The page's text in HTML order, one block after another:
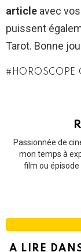
article avec
puissent
Tarot. Bonne
HOROSCOPE
Passionnée de
mon temps à
film ou
A LIRE